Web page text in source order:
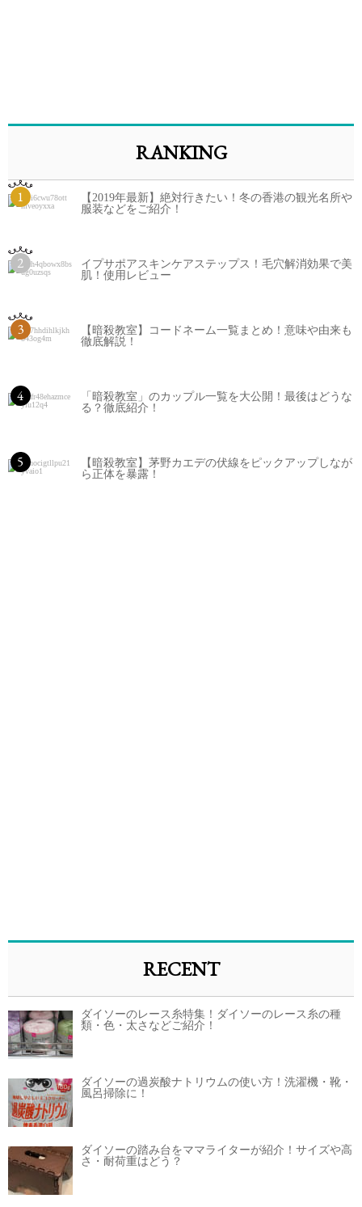
RANKING
1
【2019年最新】絶対行きたい！冬の香港の観光名所や
服装などをご紹介！
2
イプサポアスキンケアステップス！毛穴解消効果で美
肌！使用レビュー
3
【暗殺教室】コードネーム一覧まとめ！意味や由来も
徹底解説！
4
「暗殺教室」のカップル一覧を大公開！最後はどうな
る？徹底紹介！
5
【暗殺教室】茅野カエデの伏線をピックアップしなが
ら正体を暴露！
RECENT
ダイソーのレース糸特集！ダイソーのレース糸の種
類・色・太さなどご紹介！
ダイソーの過炭酸ナトリウムの使い方！洗濯機・靴・
風呂掃除に！
ダイソーの踏み台をママライターが紹介！サイズや高
さ・耐荷重はどう？